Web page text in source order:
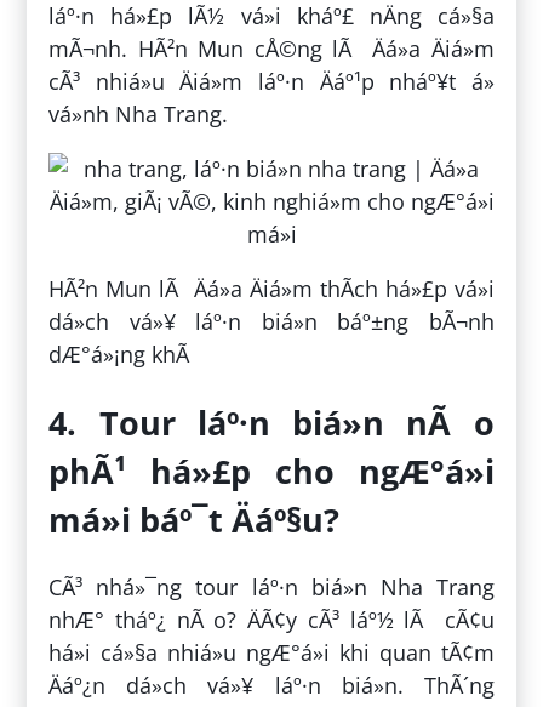
láº·n há»£p lÃ½ vá»i kháº£ nÄng cá»§a
mÃ¬nh. HÃ²n Mun cÅ©ng lÃ Äá»a Äiá»m
cÃ³ nhiá»u Äiá»m láº·n Äáº¹p nháº¥t á»
vá»nh Nha Trang.
HÃ²n Mun lÃ Äá»a Äiá»m thÃ­ch há»£p vá»i
dá»ch vá»¥ láº·n biá»n báº±ng bÃ¬nh
dÆ°á»¡ng khÃ­
4. Tour láº·n biá»n nÃ o
phÃ¹ há»£p cho ngÆ°á»i
má»i báº¯t Äáº§u?
CÃ³ nhá»¯ng tour láº·n biá»n Nha Trang
nhÆ° tháº¿ nÃ o? ÄÃ¢y cÃ³ láº½ lÃ cÃ¢u
há»i cá»§a nhiá»u ngÆ°á»i khi quan tÃ¢m
Äáº¿n dá»ch vá»¥ láº·n biá»n. ThÃ´ng